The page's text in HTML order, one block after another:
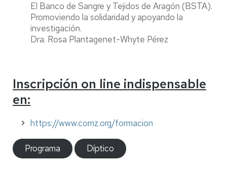
El Banco de Sangre y Tejidos de Aragón (BSTA).
Promoviendo la solidaridad y apoyando la
investigación.
Dra. Rosa Plantagenet-Whyte Pérez
Inscripción on line indispensable
en:
https://www.comz.org/formacion
Programa Díptico